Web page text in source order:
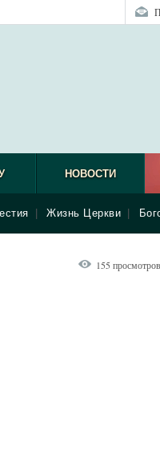
Жизнь Церкви
НОВОСТИ
155 просмотров